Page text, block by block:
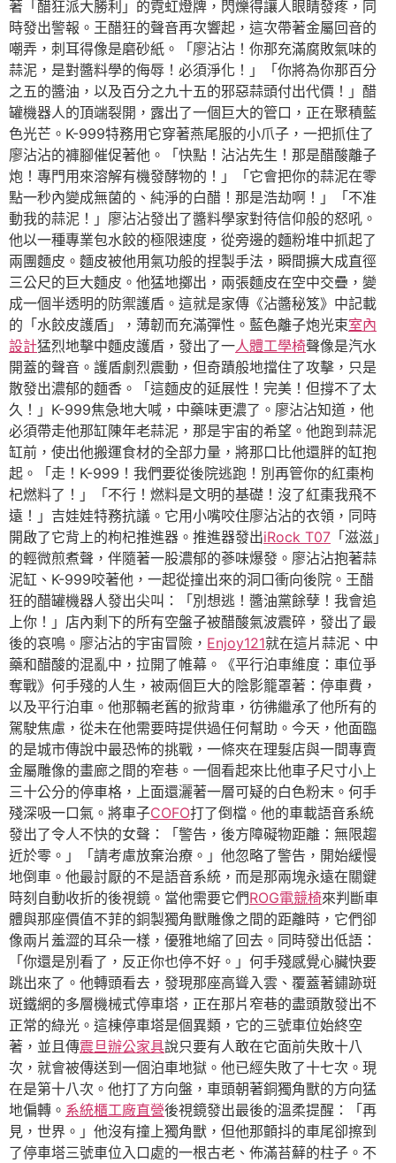
著「醋狂派大勝利」的霓虹燈牌，閃爍得讓人眼睛發疼，同
時發出警報。王醋狂的聲音再次響起，這次帶著金屬回音的
嘲弄，刺耳得像是磨砂紙。「廖沾沾！你那充滿腐敗氣味的
蒜泥，是對醬料學的侮辱！必須淨化！」「你將為你那百分
之五的醬油，以及百分之九十五的邪惡蒜頭付出代價！」醋
罐機器人的頂端裂開，露出了一個巨大的管口，正在聚積藍
色光芒。K-999特務用它穿著燕尾服的小爪子，一把抓住了
廖沾沾的褲腳催促著他。「快點！沾沾先生！那是醋酸離子
炮！專門用來溶解有機發酵物的！」「它會把你的蒜泥在零
點一秒內變成無菌的、純淨的白醋！那是浩劫啊！」「不准
動我的蒜泥！」廖沾沾發出了醬料學家對待信仰般的怒吼。
他以一種專業包水餃的極限速度，從旁邊的麵粉堆中抓起了
兩團麵皮。麵皮被他用氣功般的捏製手法，瞬間擴大成直徑
三公尺的巨大麵皮。他猛地擲出，兩張麵皮在空中交疊，變
成一個半透明的防禦護盾。這就是家傳《沾醬秘笈》中記載
的「水餃皮護盾」，薄韌而充滿彈性。藍色離子炮光束室內
設計猛烈地擊中麵皮護盾，發出了一人體工學椅聲像是汽水
開蓋的聲音。護盾劇烈震動，但奇蹟般地擋住了攻擊，只是
散發出濃郁的麵香。「這麵皮的延展性！完美！但撐不了太
久！」K-999焦急地大喊，中藥味更濃了。廖沾沾知道，他
必須帶走他那缸陳年老蒜泥，那是宇宙的希望。他跑到蒜泥
缸前，使出他搬運食材的全部力量，將那口比他還胖的缸抱
起。「走！K-999！我們要從後院逃跑！別再管你的紅棗枸
杞燃料了！」「不行！燃料是文明的基礎！沒了紅棗我飛不
遠！」吉娃娃特務抗議。它用小嘴咬住廖沾沾的衣領，同時
開啟了它背上的枸杞推進器。推進器發出iRock T07 「滋滋」
的輕微煎煮聲，伴隨著一股濃郁的蔘味爆發。廖沾沾抱著蒜
泥缸、K-999咬著他，一起從撞出來的洞口衝向後院。王醋
狂的醋罐機器人發出尖叫：「別想逃！醬油黨餘孽！我會追
上你！」店內剩下的所有空盤子被醋酸氣波震碎，發出了最
後的哀鳴。廖沾沾的宇宙冒險， Enjoy121就在這片蒜泥、中
藥和醋酸的混亂中，拉開了帷幕。《平行泊車維度：車位爭
奪戰》何手殘的人生，被兩個巨大的陰影籠罩著：停車費，
以及平行泊車。他那輛老舊的掀背車，彷彿繼承了他所有的
駕駛焦慮，從未在他需要時提供過任何幫助。今天，他面臨
的是城市傳說中最恐怖的挑戰，一條夾在理髮店與一間專賣
金屬雕像的畫廊之間的窄巷。一個看起來比他車子尺寸小上
三十公分的停車格，上面還灑著一層可疑的白色粉末。何手
殘深吸一口氣。將車子COFO打了倒檔。他的車載語音系統
發出了令人不快的女聲：「警告，後方障礙物距離：無限趨
近於零。」「請考慮放棄治療。」他忽略了警告，開始緩慢
地倒車。他最討厭的不是語音系統，而是那兩塊永遠在關鍵
時刻自動收折的後視鏡。當他需要它們ROG電競椅來判斷車
體與那座價值不菲的銅製獨角獸雕像之間的距離時，它們卻
像兩片羞澀的耳朵一樣，優雅地縮了回去。同時發出低語：
「你還是別看了，反正你也停不好。」何手殘感覺心臟快要
跳出來了。他轉頭看去，發現那座高聳入雲、覆蓋著鏽跡斑
斑鐵網的多層機械式停車塔，正在那片窄巷的盡頭散發出不
正常的綠光。這棟停車塔是個異類，它的三號車位始終空
著，並且傳震旦辦公家具說只要有人敢在它面前失敗十八
次，就會被傳送到一個泊車地獄。他已經失敗了十七次。現
在是第十八次。他打了方向盤，車頭朝著銅獨角獸的方向猛
地偏轉。 系統櫃工廠直營後視鏡發出最後的溫柔提醒：「再
見，世界。」他沒有撞上獨角獸，但他那顫抖的車尾卻擦到
了停車塔三號車位入口處的一根古老、佈滿苔蘚的柱子。不